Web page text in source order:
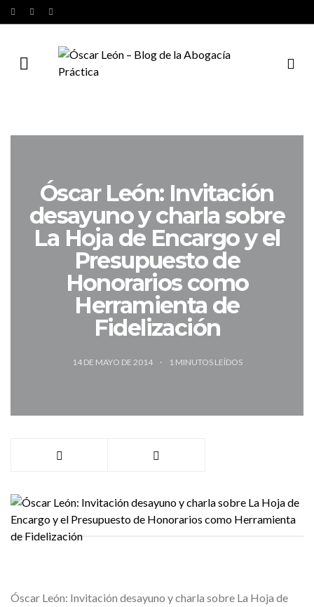
Óscar León: Invitación
desayuno y charla sobre
La Hoja de Encargo y el
Presupuesto de
Honorarios como
Herramienta de
Fidelización
14 DE MAYO DE 2014 1 MINUTOS LEÍDOS
Óscar León: Invitación desayuno y charla sobre La Hoja de